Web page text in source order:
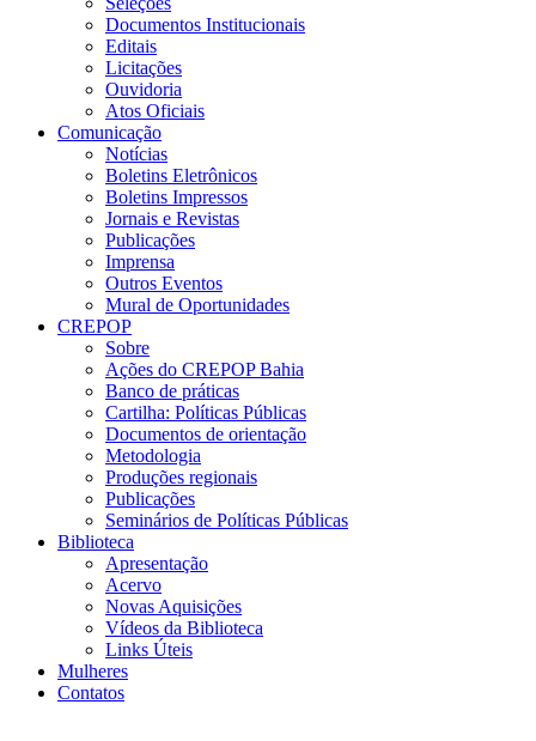
Documentos Institucionais
Editais
Licitações
Ouvidoria
Atos Oficiais
Comunicação
Notícias
Boletins Eletrônicos
Boletins Impressos
Jornais e Revistas
Publicações
Imprensa
Outros Eventos
Mural de Oportunidades
CREPOP
Sobre
Ações do CREPOP Bahia
Banco de práticas
Cartilha: Políticas Públicas
Documentos de orientação
Metodologia
Produções regionais
Publicações
Seminários de Políticas Públicas
Biblioteca
Apresentação
Acervo
Novas Aquisições
Vídeos da Biblioteca
Links Úteis
Mulheres
Contatos